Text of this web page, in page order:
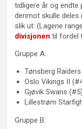
tidligere år og endte
derimot skulle
slik ut: (Lagene
divisjonen til fordel
Gruppe A:
Tønsberg
Oslo Vikings II
Gjøvik Swans (#5)
Lillestrøm
Gruppe B: